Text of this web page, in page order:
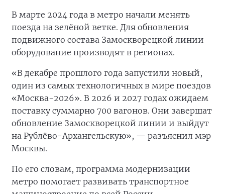
В марте 2024 года в метро начали менять
поезда на зелёной ветке. Для обновления
подвижного состава Замоскворецкой линии
оборудование производят в регионах.
«В декабре прошлого года запустили новый,
один из самых технологичных в мире поездов
«Москва-2026». В 2026 и 2027 годах ожидаем
поставку суммарно 700 вагонов. Они завершат
обновление Замоскворецкой линии и выйдут
на Рублёво-Архангельскую», — разъяснил мэр
Москвы.
По его словам, программа модернизации
метро помогает развивать транспортное